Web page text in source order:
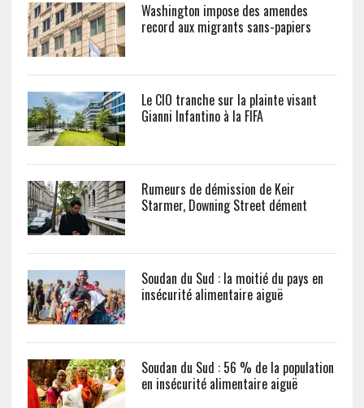
Washington impose des amendes
record aux migrants sans-papiers
Le CIO tranche sur la plainte visant
Gianni Infantino à la FIFA
Rumeurs de démission de Keir
Starmer, Downing Street dément
Soudan du Sud : la moitié du pays en
insécurité alimentaire aiguë
Soudan du Sud : 56 % de la population
en insécurité alimentaire aiguë